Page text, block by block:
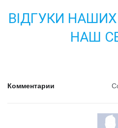
ВІДГУКИ НАШИХ
НАШ
Комментарии